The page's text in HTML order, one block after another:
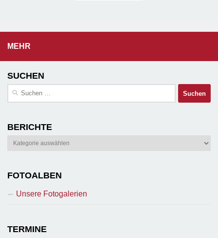
MEHR
SUCHEN
Suchen
BERICHTE
Berichte
FOTOALBEN
Unsere Fotogalerien
TERMINE